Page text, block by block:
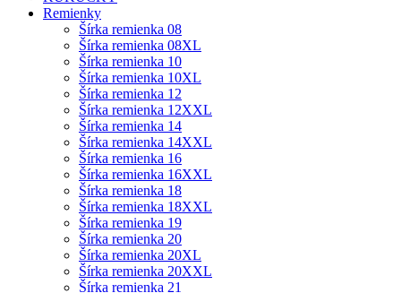
Remienky
Šírka remienka 08
Šírka remienka 08XL
Šírka remienka 10
Šírka remienka 10XL
Šírka remienka 12
Šírka remienka 12XXL
Šírka remienka 14
Šírka remienka 14XXL
Šírka remienka 16
Šírka remienka 16XXL
Šírka remienka 18
Šírka remienka 18XXL
Šírka remienka 19
Šírka remienka 20
Šírka remienka 20XL
Šírka remienka 20XXL
Šírka remienka 21